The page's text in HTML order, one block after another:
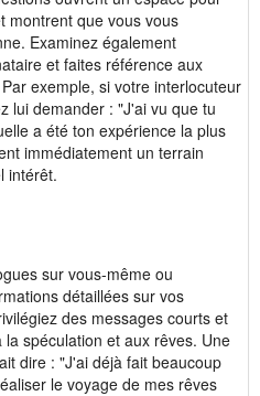
montrent que vous vous
Examinez également
et faites référence aux
exemple, si votre interlocuteur
lui demander : "J'ai vu que tu
a été ton expérience la plus
immédiatement un terrain
intérêt.
sur vous-même ou
détaillées sur vos
des messages courts et
spéculation et aux rêves. Une
dire : "J'ai déjà fait beaucoup
le voyage de mes rêves